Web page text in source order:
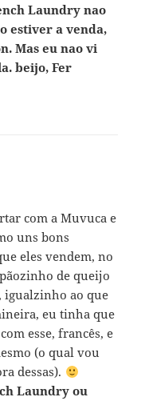
Laundry nao
estiver a venda,
Mas eu nao vi
beijo, Fer
com a Muvuca e
uns bons
eles vendem, no
de queijo
igualzinho ao que
eu tinha que
esse, francês, e
(o qual vou
dessas).
Laundry ou